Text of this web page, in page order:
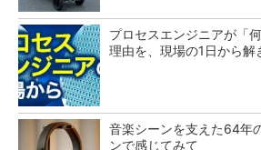
プロセスエンジニアが「
理由を、現場の1日から解
音楽シーンを支えた64年
ンで感じてみて